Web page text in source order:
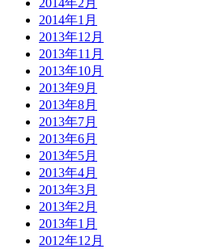
2014年1月
2013年12月
2013年11月
2013年10月
2013年9月
2013年8月
2013年7月
2013年6月
2013年5月
2013年4月
2013年3月
2013年2月
2013年1月
2012年12月